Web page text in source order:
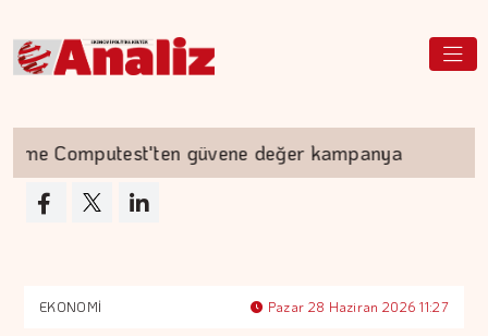
Computest'ten güvene değer kampanya
EKONOMİ Pazar 28 Haziran 2026 11:27